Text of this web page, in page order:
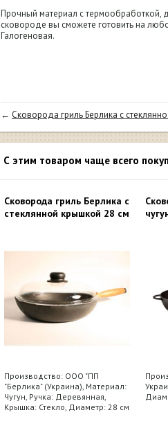
Прочный материал с термообработкой,
сковороде вы сможете готовить на
Галогеновая.
← Сковорода гриль Берлика с
С этим товаром чаще всего
Сковорода гриль Берлика с
стеклянной крышкой 28 см
Производство: ООО "ПП
"Берлика" (Украина), Материал:
Чугун, Ручка: Деревянная,
Крышка: Стекло, Диаметр: 28 см